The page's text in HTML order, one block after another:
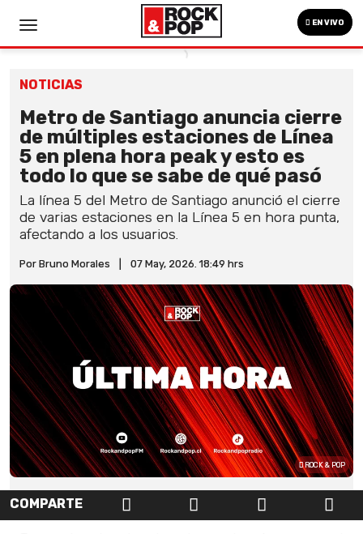
EN VIVO
NOTICIAS
Metro de Santiago anuncia cierre
de múltiples estaciones de Línea
5 en plena hora peak y esto es
todo lo que se sabe de qué pasó
La línea 5 del Metro de Santiago anunció el cierre
de varias estaciones en la Línea 5 en hora punta,
afectando a los usuarios.
Por Bruno Morales 07 May, 2026. 18:49 hrs
ROCK & POP
COMPARTE